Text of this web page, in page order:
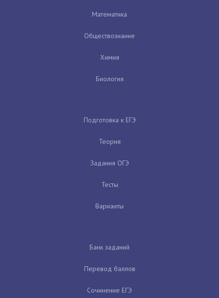
Математика
Обществознание
Химия
Биология
Подготовка к ЕГЭ
Теория
Задания ОГЭ
Тесты
Варианты
Банк заданий
Перевод баллов
Сочинение ЕГЭ